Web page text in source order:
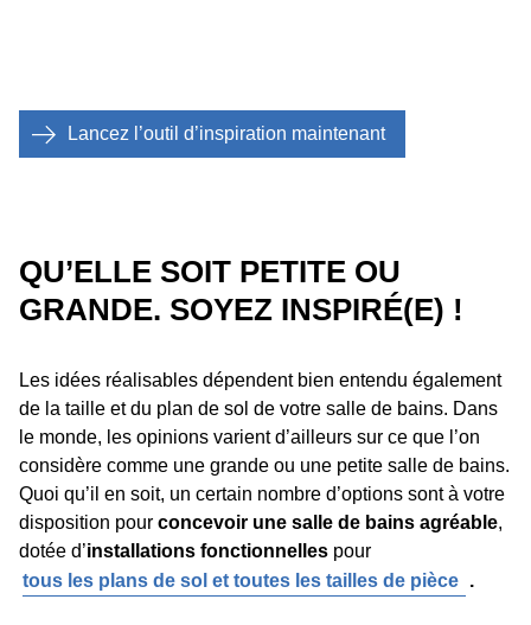
Lancez l’outil d’inspiration maintenant
QU’ELLE SOIT PETITE OU
GRANDE. SOYEZ INSPIRÉ(E) !
Les idées réalisables dépendent bien entendu également
de la taille et du plan de sol de votre salle de bains. Dans
le monde, les opinions varient d’ailleurs sur ce que l’on
considère comme une grande ou une petite salle de bains.
Quoi qu’il en soit, un certain nombre d’options sont à votre
disposition pour concevoir une salle de bains agréable,
dotée d’installations fonctionnelles pour
tous les plans de sol et toutes les tailles de pièce .